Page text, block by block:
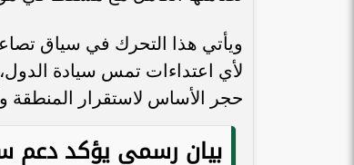
ويأتي هذا التحرك في سياق
لأي اعتداءات تمس سيادة
حجر الأساس لاستقرار المنطقة
بيان رسمي يؤكد دعم